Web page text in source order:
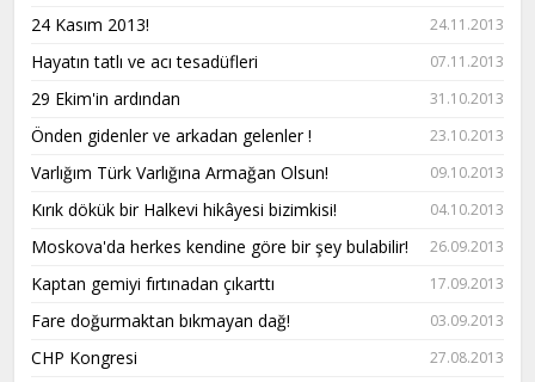
24 Kasım 2013! 24.11.2013
Hayatın tatlı ve acı tesadüfleri 07.11.2013
29 Ekim'in ardından 31.10.2013
Önden gidenler ve arkadan gelenler ! 23.10.2013
Varlığım Türk Varlığına Armağan Olsun! 09.10.2013
Kırık dökük bir Halkevi hikâyesi bizimkisi! 04.10.2013
Moskova'da herkes kendine göre bir şey bulabilir! 26.09.2013
Kaptan gemiyi fırtınadan çıkarttı 17.09.2013
Fare doğurmaktan bıkmayan dağ! 03.09.2013
CHP Kongresi 27.08.2013